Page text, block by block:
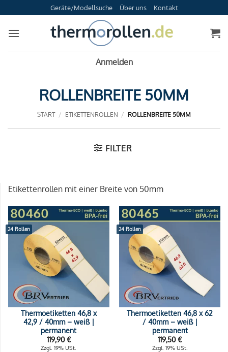
Inhalt
springen
Geräte/Modellsuche Über uns Kontakt
Anmelden
ROLLENBREITE 50MM
START / ETIKETTENROLLEN / ROLLENBREITE 50MM
FILTER
Etikettenrollen mit einer Breite von 50mm
24 Rollen
Thermoetiketten 46,8 x
42,9 / 40mm – weiß |
permanent
119,90€
Zzgl. 19% USt.
24 Rollen
Thermoetiketten 46,8 x 62
/ 40mm – weiß |
permanent
119,50€
Zzgl. 19% USt.